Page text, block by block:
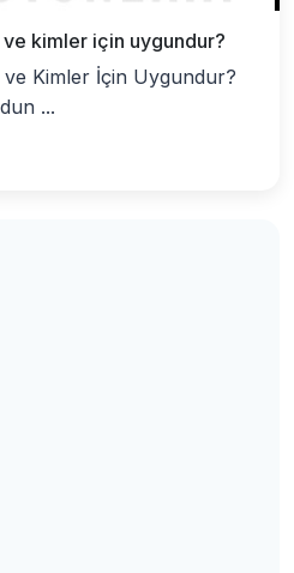
kimler için uygundur?
Kimler İçin Uygundur?
...